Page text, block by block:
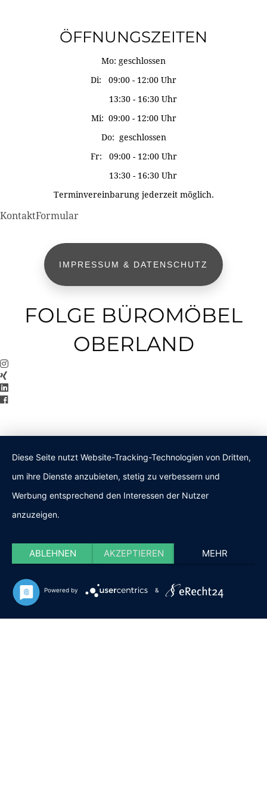
ÖFFNUNGSZEITEN
Mo: geschlossen
Di: 09:00 - 12:00 Uhr
13:30 - 16:30 Uhr
Mi: 09:00 - 12:00 Uhr
Do: geschlossen
Fr: 09:00 - 12:00 Uhr
13:30 - 16:30 Uhr
Terminvereinbarung jederzeit möglich.
KontaktFormular
IMPRESSUM & DATENSCHUTZ
FOLGE BÜROMÖBEL
OBERLAND
Diese Seite nutzt Website-Tracking-Technologien von Dritten,
um ihre Dienste anzubieten, stetig zu verbessern und
Werbung entsprechend den Interessen der Nutzer
anzuzeigen.
ABLEHNEN AKZEPTIEREN MEHR
Powered by &